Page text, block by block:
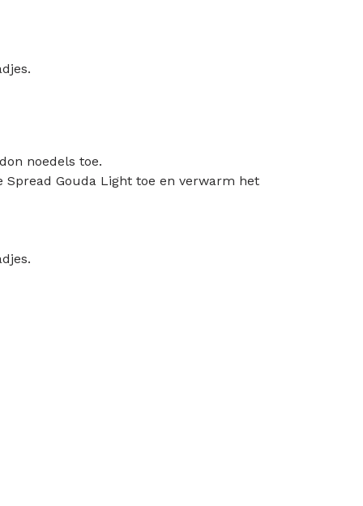
noedels toe.
Spread Gouda Light toe en verwarm het